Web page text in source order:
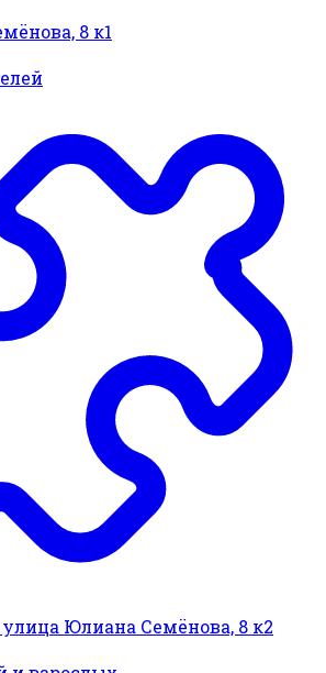
8 к1
Юлиана Семёнова, 8 к2